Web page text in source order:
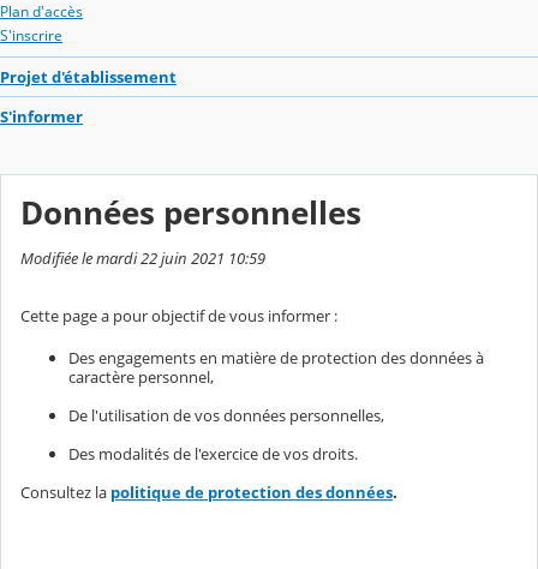
Plan d'accès
S'inscrire
Projet d'établissement
S'informer
Données personnelles
Modifiée le mardi 22 juin 2021 10:59
Cette page a pour objectif de vous informer :
Des engagements en matière de protection des données à
caractère personnel,
De l'utilisation de vos données personnelles,
Des modalités de l'exercice de vos droits.
Consultez la politique de protection des données.